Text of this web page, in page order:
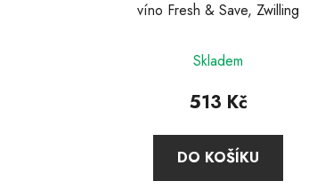
víno Fresh & Save, Zwilling
Skladem
513 Kč
DO KOŠÍKU